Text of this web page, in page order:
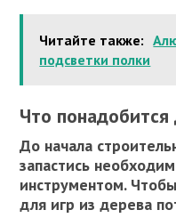
Читайте также:
подсветки полки
Что
До начала
запастись
инструментом.
для игр из дерева